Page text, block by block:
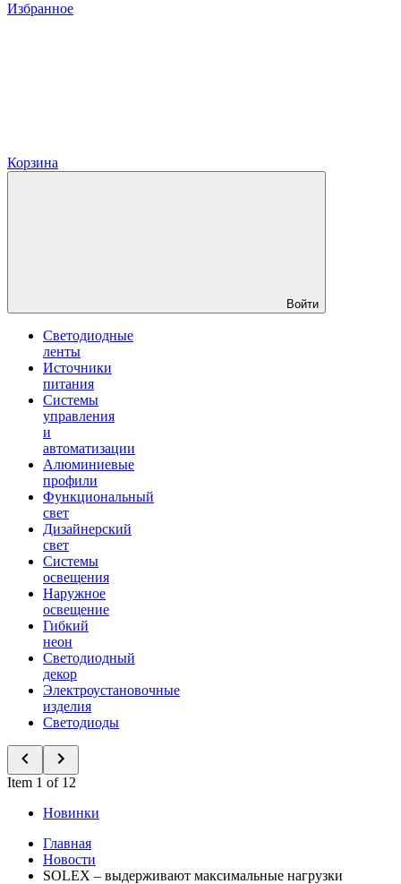
Избранное
Корзина
Войти
Светодиодные
ленты
Источники
питания
Системы
управления
и
автоматизации
Алюминиевые
профили
Функциональный
свет
Дизайнерский
свет
Системы
освещения
Наружное
освещение
Гибкий
неон
Светодиодный
декор
Электроустановочные
изделия
Светодиоды
Item 1 of 12
Новинки
Главная
Новости
SOLEX – выдерживают максимальные нагрузки